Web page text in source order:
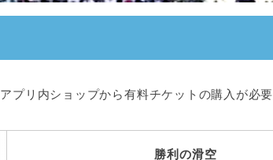
アプリ内ショップから有料チケットの購入が必要
勝利の滑空